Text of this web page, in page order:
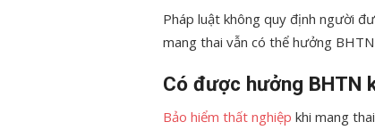
Pháp luật không quy định người
mang thai vẫn có thể hưởng
Có được hưởng BHTN
Bảo hiểm thất nghiệp khi mang